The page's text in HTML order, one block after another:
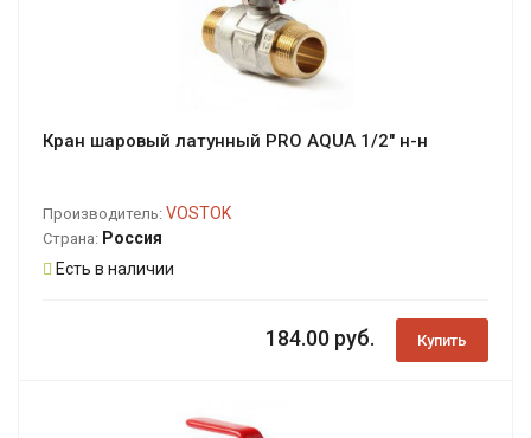
Кран шаровый латунный PRO AQUA 1/2" н-н
Производитель: VOSTOK
Страна: Россия
Есть в наличии
184.00 руб. Купить